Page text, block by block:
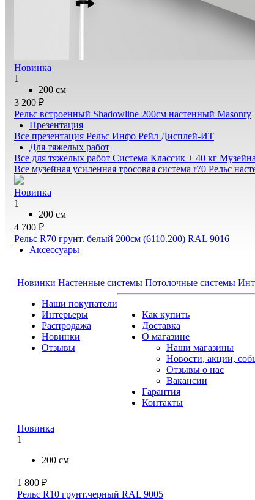
Новинка
1
200 см
3 200 ₽
Рельс встроенный Shadowline 200см настенный Masonry
Презентация
Все презентация Рельс Инфо Рейл Дисплей-ИТ
Для тяжелых работ
Все для тяжелых работ Система Классик + 40 кг
Все музейная усиленная тросовая система r70 Рельс
Новинка
1
200 см
4 700 ₽
Рельс R70 грунт. белый 200см (6110.200) RAL 9016
Аксессуары
Новинки Настенные системы Потолочные системы
Наши покупатели
Интерьеры
Распродажа
Новинки
Отзывы
Как купить
Доставка
О магазине
Наши магазины
Новости, акции,
Отзывы о нас
Вакансии
Гарантия
Контакты
Новинка
1
200 см
1 800 ₽
Рельс R10 грунт.черный RAL 9005